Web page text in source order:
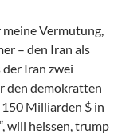
Vermutung,
– den Iran als
Iran zwei
den demokratten
150 Milliarden $ in
will heissen, trump